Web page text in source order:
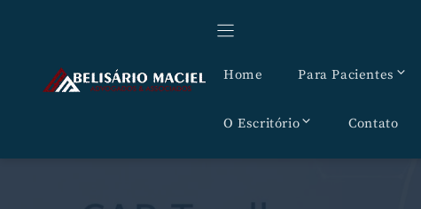
conteúdo
Home Para Pacientes
O Escritório Contato